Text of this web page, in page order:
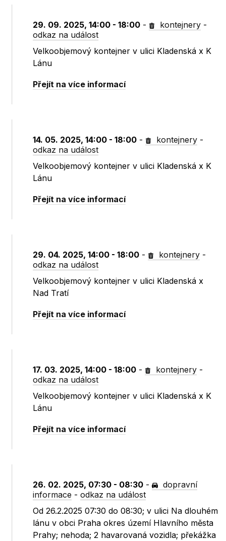
29. 09. 2025, 14:00 - 18:00 - kontejnery -
odkaz na událost
Velkoobjemový kontejner v ulici Kladenská x K
Lánu
Přejít na více informací
14. 05. 2025, 14:00 - 18:00 - kontejnery -
odkaz na událost
Velkoobjemový kontejner v ulici Kladenská x K
Lánu
Přejít na více informací
29. 04. 2025, 14:00 - 18:00 - kontejnery -
odkaz na událost
Velkoobjemový kontejner v ulici Kladenská x
Nad Tratí
Přejít na více informací
17. 03. 2025, 14:00 - 18:00 - kontejnery -
odkaz na událost
Velkoobjemový kontejner v ulici Kladenská x K
Lánu
Přejít na více informací
26. 02. 2025, 07:30 - 08:30 -
dopravní
informace -odkaz na událost
Od 26.2.2025 07:30 do 08:30; v ulici Na dlouhém
lánu v obci Praha okres území Hlavního města
Prahy; nehoda; 2 havarovaná vozidla; překážka